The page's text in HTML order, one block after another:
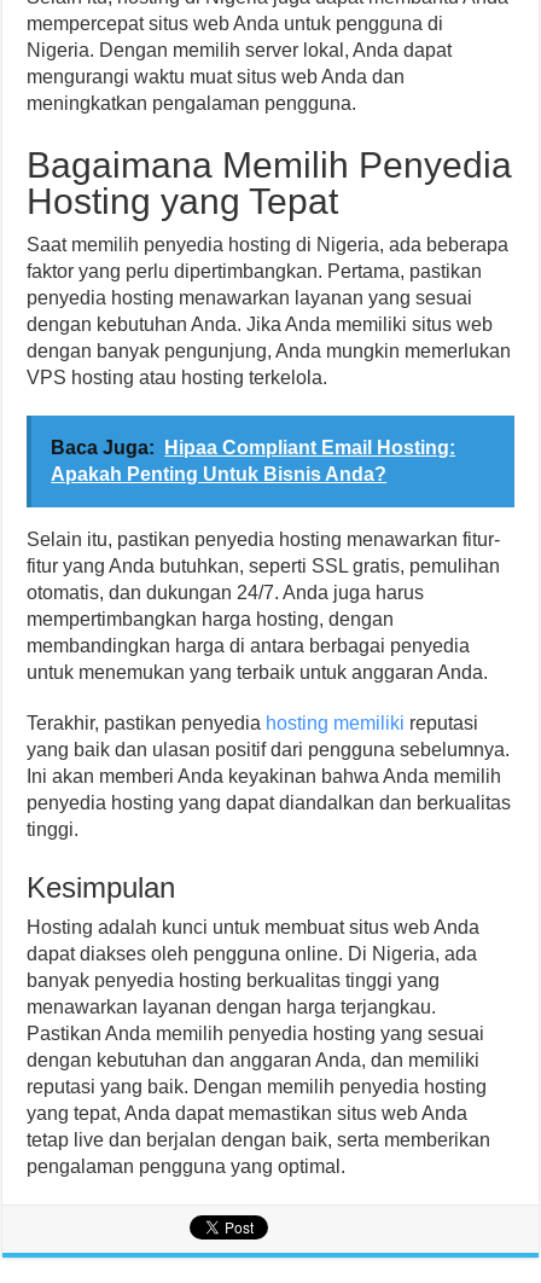
mempercepat situs web Anda untuk pengguna di
Nigeria. Dengan memilih server lokal, Anda dapat
mengurangi waktu muat situs web Anda dan
meningkatkan pengalaman pengguna.
Bagaimana Memilih Penyedia
Hosting yang Tepat
Saat memilih penyedia hosting di Nigeria, ada beberapa
faktor yang perlu dipertimbangkan. Pertama, pastikan
penyedia hosting menawarkan layanan yang sesuai
dengan kebutuhan Anda. Jika Anda memiliki situs web
dengan banyak pengunjung, Anda mungkin memerlukan
VPS hosting atau hosting terkelola.
Baca Juga:
Hipaa Compliant Email Hosting:
Apakah Penting Untuk Bisnis Anda?
Selain itu, pastikan penyedia hosting menawarkan fitur-
fitur yang Anda butuhkan, seperti SSL gratis, pemulihan
otomatis, dan dukungan 24/7. Anda juga harus
mempertimbangkan harga hosting, dengan
membandingkan harga di antara berbagai penyedia
untuk menemukan yang terbaik untuk anggaran Anda.
Terakhir, pastikan penyedia hosting memiliki reputasi
yang baik dan ulasan positif dari pengguna sebelumnya.
Ini akan memberi Anda keyakinan bahwa Anda memilih
penyedia hosting yang dapat diandalkan dan berkualitas
tinggi.
Kesimpulan
Hosting adalah kunci untuk membuat situs web Anda
dapat diakses oleh pengguna online. Di Nigeria, ada
banyak penyedia hosting berkualitas tinggi yang
menawarkan layanan dengan harga terjangkau.
Pastikan Anda memilih penyedia hosting yang sesuai
dengan kebutuhan dan anggaran Anda, dan memiliki
reputasi yang baik. Dengan memilih penyedia hosting
yang tepat, Anda dapat memastikan situs web Anda
tetap live dan berjalan dengan baik, serta memberikan
pengalaman pengguna yang optimal.